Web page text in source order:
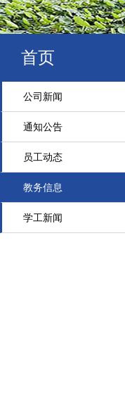
首页
公司新闻
通知公告
员工动态
教务信息
学工新闻